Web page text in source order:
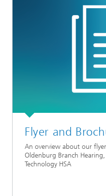
Flyer and
An overview about our
Oldenburg Branch
Technology HSA